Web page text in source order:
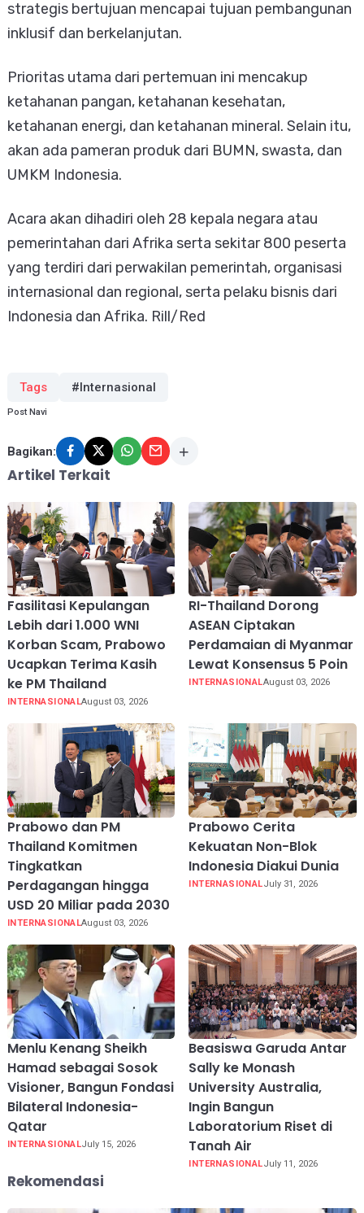
strategis bertujuan mencapai tujuan pembangunan
inklusif dan berkelanjutan.
Prioritas utama dari pertemuan ini mencakup
ketahanan pangan, ketahanan kesehatan,
ketahanan energi, dan ketahanan mineral. Selain itu,
akan ada pameran produk dari BUMN, swasta, dan
UMKM Indonesia.
Acara akan dihadiri oleh 28 kepala negara atau
pemerintahan dari Afrika serta sekitar 800 peserta
yang terdiri dari perwakilan pemerintah, organisasi
internasional dan regional, serta pelaku bisnis dari
Indonesia dan Afrika. Rill/Red
Tags #Internasional
Post Navi
Bagikan:
Artikel Terkait
Fasilitasi Kepulangan
Lebih dari 1.000 WNI
Korban Scam, Prabowo
Ucapkan Terima Kasih
ke PM Thailand
INTERNASIONALAugust 03, 2026
RI-Thailand Dorong
ASEAN Ciptakan
Perdamaian di Myanmar
Lewat Konsensus 5 Poin
INTERNASIONALAugust 03, 2026
Prabowo dan PM
Thailand Komitmen
Tingkatkan
Perdagangan hingga
USD 20 Miliar pada 2030
INTERNASIONALAugust 03, 2026
Prabowo Cerita
Kekuatan Non-Blok
Indonesia Diakui Dunia
INTERNASIONALJuly 31, 2026
Menlu Kenang Sheikh
Hamad sebagai Sosok
Visioner, Bangun Fondasi
Bilateral Indonesia-
Qatar
INTERNASIONALJuly 15, 2026
Beasiswa Garuda Antar
Sally ke Monash
University Australia,
Ingin Bangun
Laboratorium Riset di
Tanah Air
INTERNASIONALJuly 11, 2026
Rekomendasi